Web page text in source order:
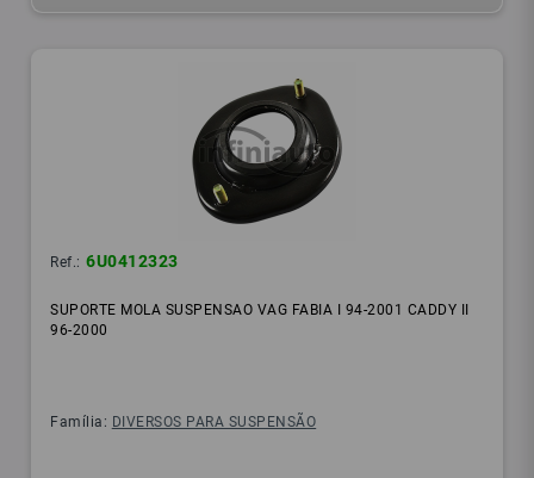
Ref.: 6U0412323
SUPORTE MOLA SUSPENSAO VAG FABIA I 94-2001 CADDY II
96-2000
Família: DIVERSOS PARA SUSPENSÃO